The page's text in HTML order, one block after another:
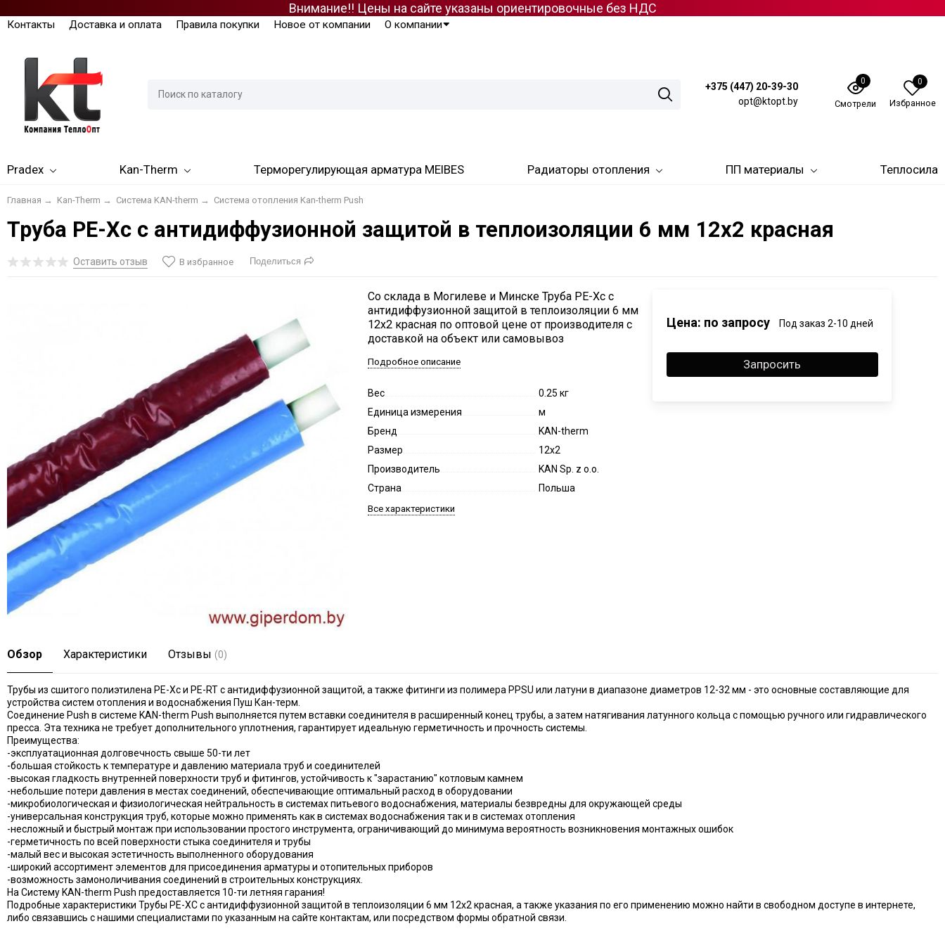
Внимание!! Цены на сайте указаны ориентировочные без НДС
Контакты Доставка и оплата Правила покупки Новое от компании О компании
+375 (447) 20-39-30
opt@ktopt.by
0
Смотрели
0
Избранное
Pradex Kan-Therm Терморегулирующая арматура MEIBES Радиаторы отопления ПП материалы Теплосила
Главная → Kan-Therm → Система KAN-therm → Система отопления Kan-therm Push
Труба PE-Xc с антидиффузионной защитой в теплоизоляции 6 мм 12х2 красная
Оставить отзыв В избранное Поделиться
Со склада в Могилеве и Минске Труба PE-Xc с
антидиффузионной защитой в теплоизоляции 6 мм
12х2 красная по оптовой цене от производителя с
доставкой на объект или самовывоз
Подробное описание
Вес
0.25 кг
Единица измерения
м
Бренд
KAN-therm
Размер
12х2
Производитель
KAN Sp. z o.o.
Страна
Польша
Все характеристики
Цена: по запросу Под заказ 2-10 дней
Запросить
Обзор Характеристики Отзывы (0)
Трубы из сшитого полиэтилена PE-Xc и PE-RT с антидиффузионной защитой, а также фитинги из полимера PPSU или латуни в диапазоне диаметров 12-32 мм - это основные составляющие для
устройства систем отопления и водоснабжения Пуш Кан-терм.
Соединение Push в системе KAN-therm Push выполняется путем вставки соединителя в расширенный конец трубы, а затем натягивания латунного кольца с помощью ручного или гидравлического
пресса. Эта техника не требует дополнительного уплотнения, гарантирует идеальную герметичность и прочность системы.
Преимущества:
-эксплуатационная долговечность свыше 50-ти лет
-большая стойкость к температуре и давлению материала труб и соединителей
-высокая гладкость внутренней поверхности труб и фитингов, устойчивость к "зарастанию" котловым камнем
-небольшие потери давления в местах соединений, обеспечивающие оптимальный расход в оборудовании
-микробиологическая и физиологическая нейтральность в системах питьевого водоснабжения, материалы безвредны для окружающей среды
-универсальная конструкция труб, которые можно применять как в системах водоснабжения так и в системах отопления
-несложный и быстрый монтаж при использовании простого инструмента, ограничивающий до минимума вероятность возникновения монтажных ошибок
-герметичность по всей поверхности стыка соединителя и трубы
-малый вес и высокая эстетичность выполненного оборудования
-широкий ассортимент элементов для присоединения арматуры и отопительных приборов
-возможность замоноличивания соединений в строительных конструкциях.
На Систему KAN-therm Push предоставляется 10-ти летняя гарания!
Подробные характеристики Трубы PE-XC с антидиффузионной защитой в теплоизоляции 6 мм 12х2 красная, а также указания по его применению можно найти в свободном доступе в интернете,
либо связавшись с нашими специалистами по указанным на сайте контактам, или посредством формы обратной связи.